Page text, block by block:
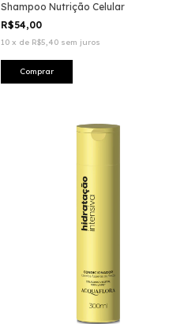
Shampoo Nutrição Celular
R$54,00
10 x de R$5,40 sem juros